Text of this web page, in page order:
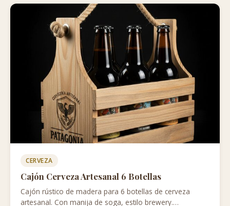
CERVEZA
Cajón Cerveza Artesanal 6 Botellas
Cajón rústico de madera para 6 botellas de cerveza
artesanal. Con manija de soga, estilo brewery.